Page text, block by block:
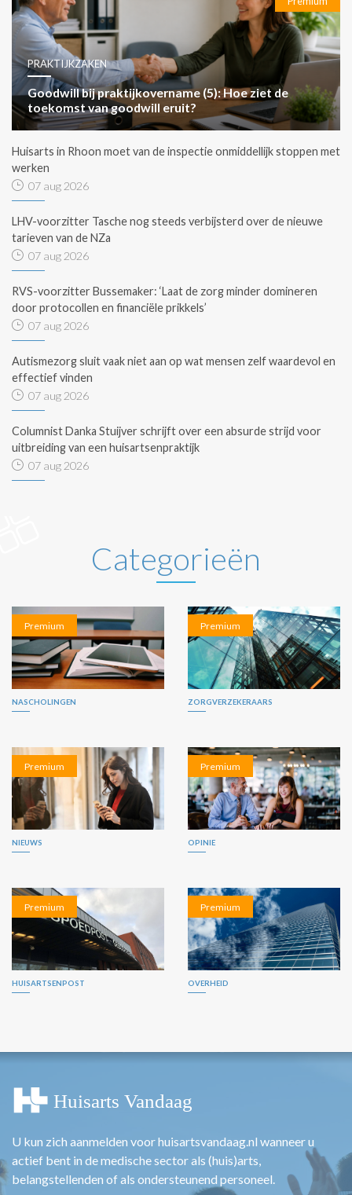
PRAKTIJKZAKEN
Goodwill bij praktijkovername (5): Hoe ziet de
toekomst van goodwill eruit?
Huisarts in Rhoon moet van de inspectie onmiddellijk stoppen met
werken
07 aug 2026
LHV-voorzitter Tasche nog steeds verbijsterd over de nieuwe
tarieven van de NZa
07 aug 2026
RVS-voorzitter Bussemaker: ‘Laat de zorg minder domineren
door protocollen en financiële prikkels’
07 aug 2026
Autismezorg sluit vaak niet aan op wat mensen zelf waardevol en
effectief vinden
07 aug 2026
Columnist Danka Stuijver schrijft over een absurde strijd voor
uitbreiding van een huisartsenpraktijk
07 aug 2026
Categorieën
Premium
NASCHOLINGEN
Premium
ZORGVERZEKERAARS
Premium
NIEUWS
Premium
OPINIE
Premium
HUISARTSENPOST
Premium
OVERHEID
U kun zich aanmelden voor huisartsvandaag.nl wanneer u
actief bent in de medische sector als (huis)arts,
belangstellenden of als ondersteunend personeel.